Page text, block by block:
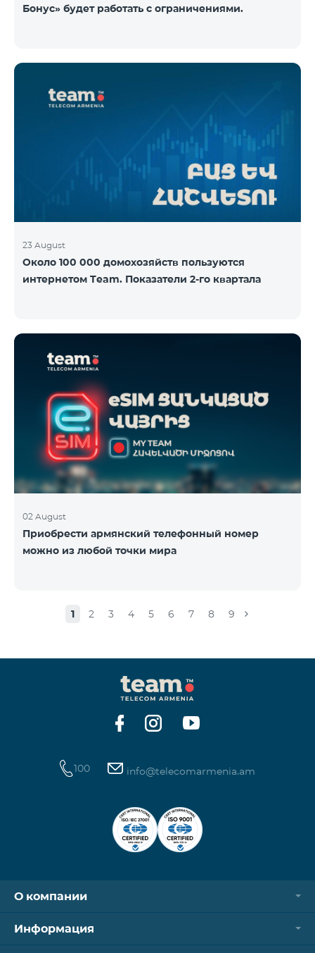
Бонус» будет работать с ограничениями.
23 August
Около 100 000 домохозяйств пользуются
интернетом Team. Показатели 2-го квартала
02 August
Приобрести армянский телефонный номер
можно из любой точки мира
1 2 3 4 5 6 7 8 9
100 info@telecomarmenia.am
О компании
Информация